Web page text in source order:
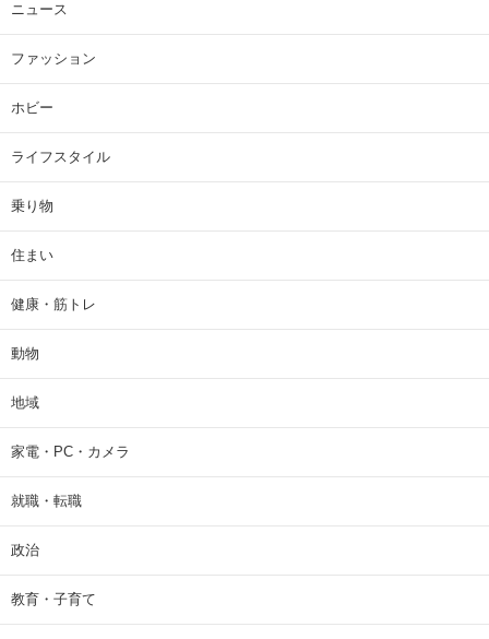
ニュース
ファッション
ホビー
ライフスタイル
乗り物
住まい
健康・筋トレ
動物
地域
家電・PC・カメラ
就職・転職
政治
教育・子育て